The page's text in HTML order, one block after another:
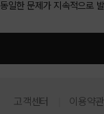
동일한 문제가 지속적으로
고객센터 이용약관